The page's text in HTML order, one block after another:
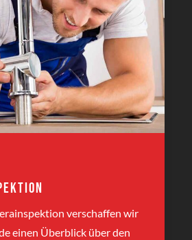
verschaffen wir
einen Überblick über den